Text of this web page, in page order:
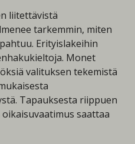
liitettävistä
tarkemmin, miten
Erityislakeihin
Monet
valituksen tekemistä
Tapauksesta riippuen
saattaa